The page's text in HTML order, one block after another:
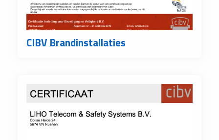
CIBV Brandinstallaties